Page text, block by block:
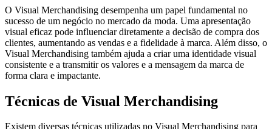
O Visual Merchandising desempenha um papel fundamental no
sucesso de um negócio no mercado da moda. Uma apresentação
visual eficaz pode influenciar diretamente a decisão de compra dos
clientes, aumentando as vendas e a fidelidade à marca. Além disso, o
Visual Merchandising também ajuda a criar uma identidade visual
consistente e a transmitir os valores e a mensagem da marca de
forma clara e impactante.
Técnicas de Visual Merchandising
Existem diversas técnicas utilizadas no Visual Merchandising para